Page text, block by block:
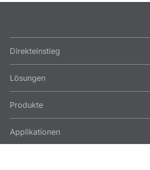
Direkteinstieg
Lösungen
Produkte
Applikationen